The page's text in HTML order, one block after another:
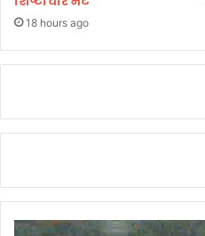
त
वि
की
स
क
ते
ए
18 hours ago